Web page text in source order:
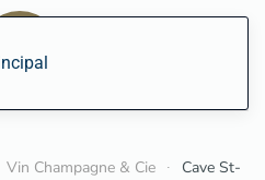
Vin Champagne & Cie
Cave St-